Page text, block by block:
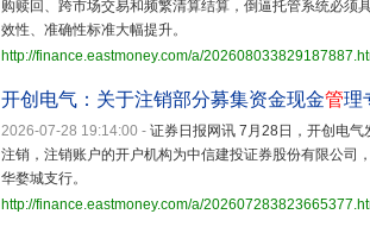
购赎回、跨市场交易和频繁清算结算，倒逼托管系统必须
效性、准确性标准大幅提升。
http://finance.eastmoney.com/a/
开创电气：关于注销部分募集资金现金管理
2026-07-28 19:14:00 - 证券日报网讯 7月28日，开创电
注销，注销账户的开户机构为中信建投证券股份有限公司
华婺城支行。
http://finance.eastmoney.com/a/